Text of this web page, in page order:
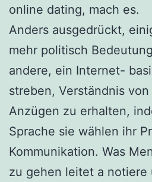
online dating, mach es.
Anders ausgedrückt,
mehr politisch
andere, ein Internet-
streben, Verständnis
Anzügen zu erhalten,
Sprache sie wählen ihr
Kommunikation. Was
zu gehen leitet a notiere